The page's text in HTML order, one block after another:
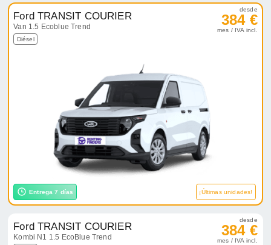
Ford TRANSIT COURIER
Van 1.5 Ecoblue Trend
Diésel
desde
384 €
mes / IVA incl.
Entrega 7 días ¡Últimas unidades!
Ford TRANSIT COURIER
Kombi N1 1.5 EcoBlue Trend
desde
384 €
mes / IVA incl.